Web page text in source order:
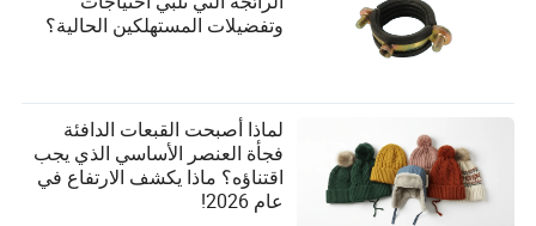
وتفضيلات المستهلكين الحالية؟
لماذا أصبحت القبعات الدافئة
فجأة العنصر الأساسي الذي يجب
اقتناؤه؟ ماذا يكشف الارتفاع في
عام 2026!